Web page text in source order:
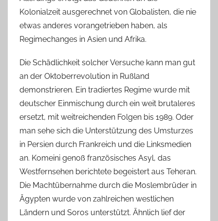
Kolonialzeit ausgerechnet von Globalisten, die nie
etwas anderes vorangetrieben haben, als
Regimechanges in Asien und Afrika.
Die Schädlichkeit solcher Versuche kann man gut
an der Oktoberrevolution in Rußland
demonstrieren. Ein tradiertes Regime wurde mit
deutscher Einmischung durch ein weit brutaleres
ersetzt, mit weitreichenden Folgen bis 1989. Oder
man sehe sich die Unterstützung des Umsturzes
in Persien durch Frankreich und die Linksmedien
an. Komeini genoß französisches Asyl, das
Westfernsehen berichtete begeistert aus Teheran.
Die Machtübernahme durch die Moslembrüder in
Ägypten wurde von zahlreichen westlichen
Ländern und Soros unterstützt. Ähnlich lief der